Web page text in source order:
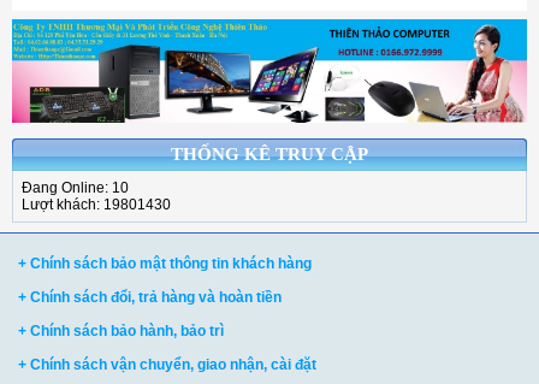
THỐNG KÊ TRUY CẬP
Đang Online: 10
Lượt khách: 19801430
+ Chính sách bảo mật thông tin khách hàng
+ Chính sách đổi, trả hàng và hoàn tiền
+ Chính sách bảo hành, bảo trì
+ Chính sách vận chuyển, giao nhận, cài đặt